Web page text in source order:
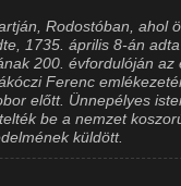
Rodostóban, ahol
1735. április 8-án
200. évfordulóján
Ferenc
előtt. Ünnepélyes
be a nemzet
küldött.